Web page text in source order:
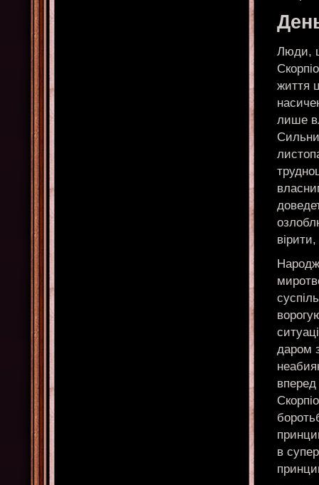
Люди,
життя
лише
даром
в